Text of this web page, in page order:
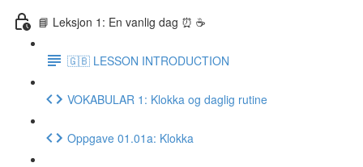
📘 Leksjon 1: En vanlig dag ⏰ ☕️
🇬🇧 LESSON INTRODUCTION
VOKABULAR 1: Klokka og daglig rutine
Oppgave 01.01a: Klokka